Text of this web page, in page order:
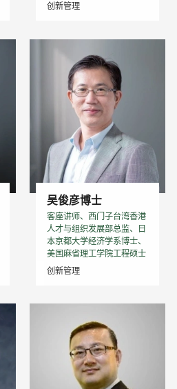
创新管理
吴俊彦博士
客座讲师、西门子台湾香港
人才与组织发展部总监、日
本京都大学经济学系博士、
美国麻省理工学院工程硕士
创新管理